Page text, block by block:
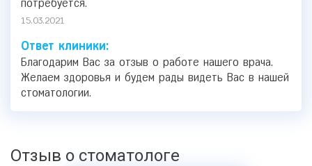
потребуется.
15.03.2021
Ответ клиники:
Благодарим Вас за отзыв о работе нашего врача.
Желаем здоровья и будем рады видеть Вас в нашей
стоматологии.
Отзыв о стоматологе